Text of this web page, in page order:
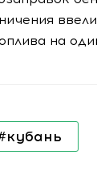
на